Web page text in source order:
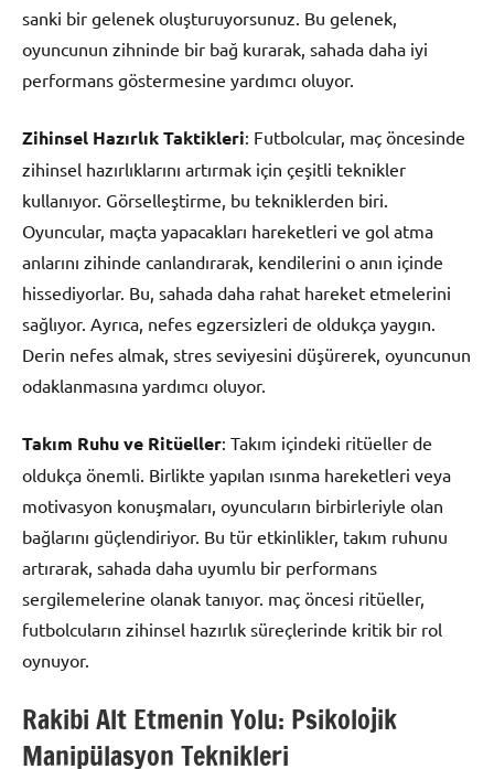
sanki bir gelenek oluşturuyorsunuz. Bu gelenek,
oyuncunun zihninde bir bağ kurarak, sahada daha iyi
performans göstermesine yardımcı oluyor.
Zihinsel Hazırlık Taktikleri: Futbolcular, maç öncesinde
zihinsel hazırlıklarını artırmak için çeşitli teknikler
kullanıyor. Görselleştirme, bu tekniklerden biri.
Oyuncular, maçta yapacakları hareketleri ve gol atma
anlarını zihinde canlandırarak, kendilerini o anın içinde
hissediyorlar. Bu, sahada daha rahat hareket etmelerini
sağlıyor. Ayrıca, nefes egzersizleri de oldukça yaygın.
Derin nefes almak, stres seviyesini düşürerek, oyuncunun
odaklanmasına yardımcı oluyor.
Takım Ruhu ve Ritüeller: Takım içindeki ritüeller de
oldukça önemli. Birlikte yapılan ısınma hareketleri veya
motivasyon konuşmaları, oyuncuların birbirleriyle olan
bağlarını güçlendiriyor. Bu tür etkinlikler, takım ruhunu
artırarak, sahada daha uyumlu bir performans
sergilemelerine olanak tanıyor. maç öncesi ritüeller,
futbolcuların zihinsel hazırlık süreçlerinde kritik bir rol
oynuyor.
Rakibi Alt Etmenin Yolu: Psikolojik
Manipülasyon Teknikleri